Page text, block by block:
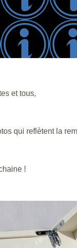
et tous,
qui reflètent la
!